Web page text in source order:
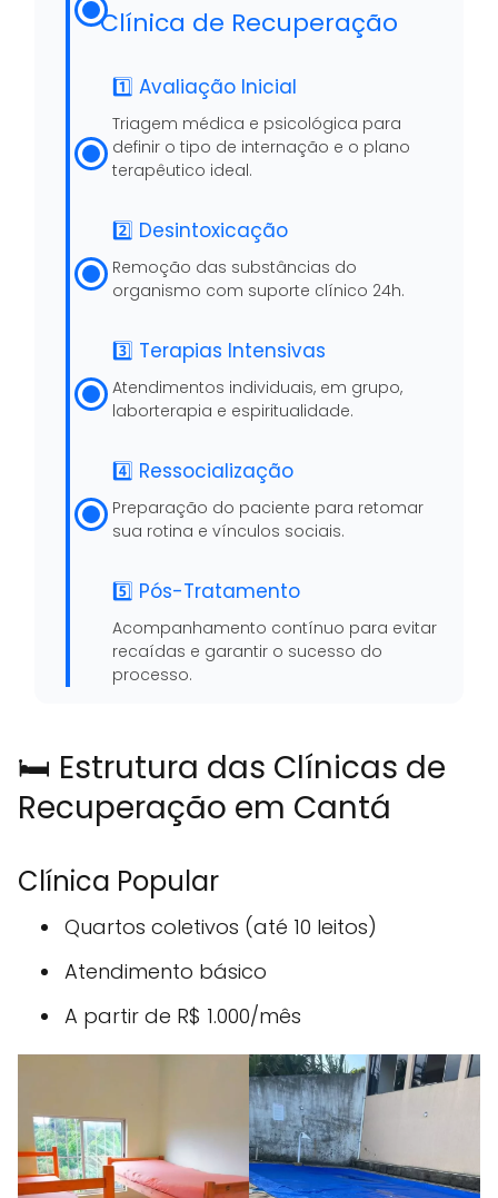
Clínica de Recuperação
1️⃣ Avaliação Inicial
Triagem médica e psicológica para
definir o tipo de internação e o plano
terapêutico ideal.
2️⃣ Desintoxicação
Remoção das substâncias do
organismo com suporte clínico 24h.
3️⃣ Terapias Intensivas
Atendimentos individuais, em grupo,
laborterapia e espiritualidade.
4️⃣ Ressocialização
Preparação do paciente para retomar
sua rotina e vínculos sociais.
5️⃣ Pós-Tratamento
Acompanhamento contínuo para evitar
recaídas e garantir o sucesso do
processo.
🛏️ Estrutura das Clínicas de
Recuperação em Cantá
Clínica Popular
Quartos coletivos (até 10 leitos)
Atendimento básico
A partir de R$ 1.000/mês